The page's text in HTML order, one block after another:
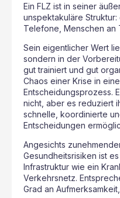
Ein FLZ ist in seiner
unspektakuläre Struktur:
Telefone, Menschen an
Sein eigentlicher Wert
sondern in der
gut trainiert und gut
Chaos einer Krise in
Entscheidungsprozess.
nicht, aber es reduziert
schnelle, koordinierte
Entscheidungen
Angesichts
Gesundheitsrisiken ist
Infrastruktur wie ein
Verkehrsnetz.
Grad an